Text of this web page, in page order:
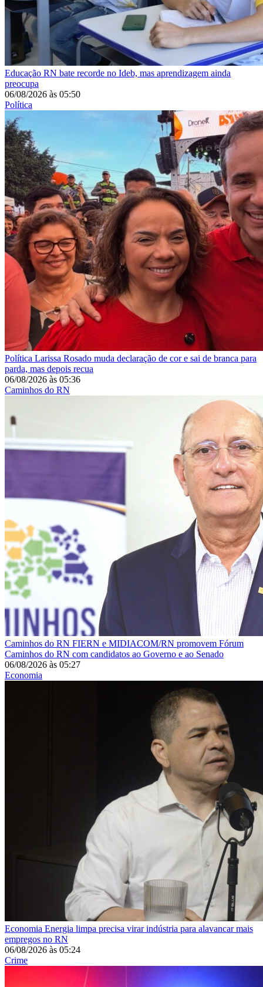
Educação RN bate recorde no Ideb, mas aprendizagem ainda
preocupa
06/08/2026 às 05:50
Política
Política Larissa Rosado muda declaração de cor e sai de branca para
parda, mas depois recua
06/08/2026 às 05:36
Caminhos do RN
Caminhos do RN FIERN e MIDIACOM/RN promovem Fórum
Caminhos do RN com candidatos ao Governo e ao Senado
06/08/2026 às 05:27
Economia
Economia Energia limpa precisa virar indústria para alavancar mais
empregos no RN
06/08/2026 às 05:24
Crime